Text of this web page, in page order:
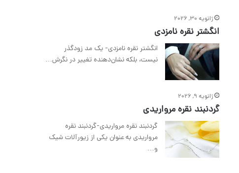
ژانویه 30, 2026
انگشتر نقره نامزدی
انگشتر نقره نامزدی- یک مد زودگذر
نیست، بلکه نشان‌دهنده تغییر در نگرش…
ژانویه 9, 2026
گردنبند نقره مرواریدی
گردنبند نقره مرواریدی-گردنبند نقره
مرواریدی به عنوان یکی از زیورآلات شیک
و…